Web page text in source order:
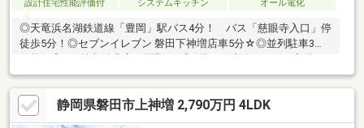
設計住宅性能評価付
システムキッチン オール電化
◎天竜浜名湖鉄道線「豊岡」駅バス4分！ バス「慈眼寺入口」停
徒歩5分！◎セブンイレブン 磐田下神増店車5分☆◎並列駐車3台
◎豊岡南小学校まで600ｍ(徒歩8分)◎豊岡中学校まで1800ｍ(徒歩
22分)■□■□■□■□■□■□■□■□■□■□■□■0120-133-301【通話料無
料】へお気軽にお問い合わせください！平日、土日問わずご案内
致します！自己資金0円、自営業の方、勤務年数が短い方など住宅
静岡県磐田市上神増 2,790万円 4LDK